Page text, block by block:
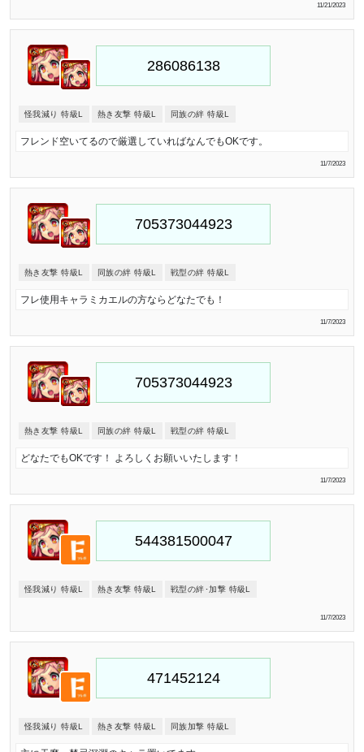
11/21/2023
怪我減り 特級L 熱き友撃 特級L 同族の絆 特級L
フレンド空いてるので厳選していればなんでもOKです。
11/7/2023
熱き友撃 特級L 同族の絆 特級L 戦型の絆 特級L
フレ使用キャラミカエルの方ならどなたでも！
11/7/2023
熱き友撃 特級L 同族の絆 特級L 戦型の絆 特級L
どなたでもOKです！ よろしくお願いいたします！
11/7/2023
怪我減り 特級L 熱き友撃 特級L 戦型の絆･加撃 特級L
11/7/2023
怪我減り 特級L 熱き友撃 特級L 同族加撃 特級L